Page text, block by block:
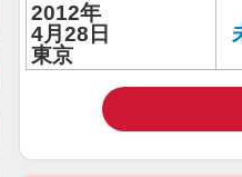
2012年
4月28日
東京